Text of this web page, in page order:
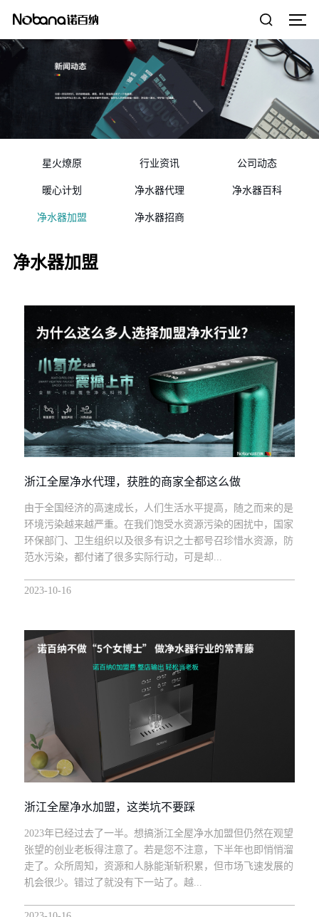
星火燎原 行业资讯 公司动态
暖心计划 净水器代理 净水器百科
净水器加盟 净水器招商
净水器加盟
浙江全屋净水代理，获胜的商家全都这么做
由于全国经济的高速成长，人们生活水平提高，随之而来的是
环境污染越来越严重。在我们饱受水资源污染的困扰中，国家
环保部门、卫生组织以及很多有识之士都号召珍惜水资源，防
范水污染，都付诸了很多实际行动，可是却...
2023-10-16
浙江全屋净水加盟，这类坑不要踩
2023年已经过去了一半。想搞浙江全屋净水加盟但仍然在观望
张望的创业老板得注意了。若是您不注意，下半年也即悄悄溜
走了。众所周知，资源和人脉能渐斩积累，但市场飞速发展的
机会很少。错过了就没有下一站了。越...